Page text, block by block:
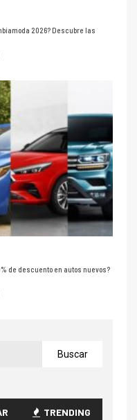
2026? Descubre las
de descuento en autos nuevos?
TRENDING